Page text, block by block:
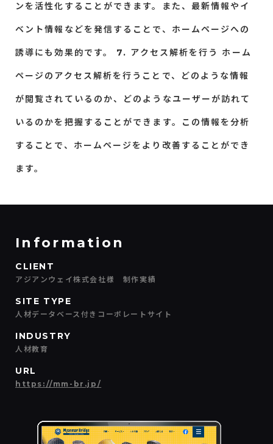
ンを活性化することができます。また、最新情報やイ
ベント情報などを発信することで、ホームページへの
誘導にも効果的です。 7. アクセス解析を行う ホーム
ページのアクセス解析を行うことで、どのような情報
が閲覧されているのか、どのようなユーザーが訪れて
いるのかを把握することができます。この情報を分析
することで、ホームページをより改善することができ
ます。
Information
CLIENT
アジアンウェイ株式会社様 制作実績
SITE TYPE
人材データベース付きコーポレートサイト
INDUSTRY
人材教育
URL
https://mm-br.jp/